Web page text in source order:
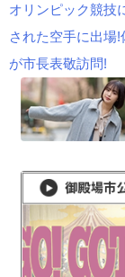
投
稿
ナ
ビ
ー
シ
ョ
オリンピック競技
された空手に出場
が市長表敬訪問!